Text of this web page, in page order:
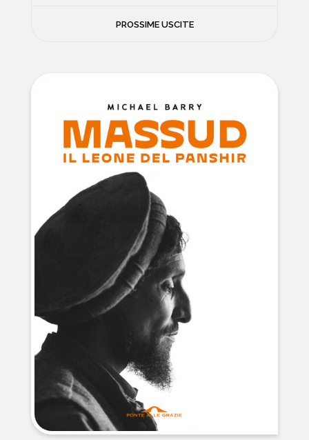
NEWS
NATURA E VIAGGI
POLITICA E INCHIESTE
STORIE STRAORDINARIE
MUSICA E ARTE
CUCINA E SALUTE
FUORI SCAFFALE
PROSSIME USCITE